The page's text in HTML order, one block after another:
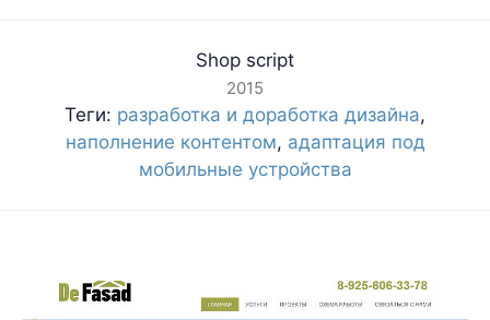
Shop script
2015
Теги: разработка и доработка дизайна,
наполнение контентом, адаптация под
мобильные устройства